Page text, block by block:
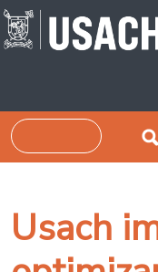
Passar para o
Pesquisar
Usach